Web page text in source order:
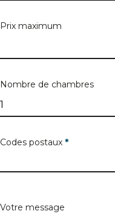
Ville
Prix maximum
Nombre de chambres
Codes postaux *
Votre message